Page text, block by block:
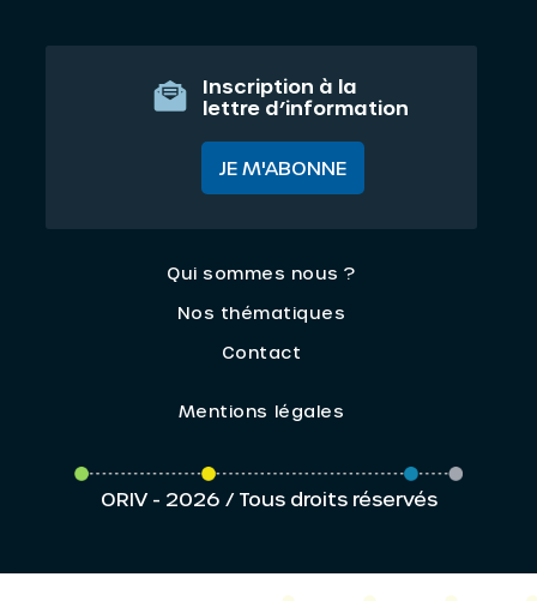
Inscription à la
lettre d’information
JE M'ABONNE
Qui sommes nous ?
Nos thématiques
Contact
Mentions légales
ORIV - 2026 / Tous droits réservés